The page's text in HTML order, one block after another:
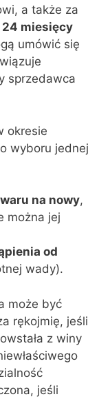
a także za
24 miesięcy
umówić się
sprzedawca
okresie
wyboru jednej
na nowy,
można jej
od
wady).
może być
rękojmię, jeśli
z winy
jeśli